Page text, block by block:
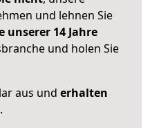
und lehnen Sie
unserer 14 Jahre
und holen Sie
aus und erhalten
.